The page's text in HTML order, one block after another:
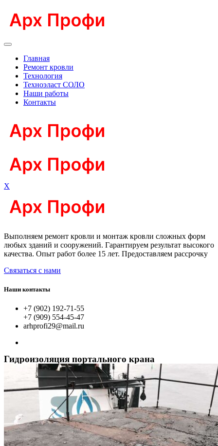
Главная
Ремонт кровли
Технология
Техноэласт СОЛО
Наши работы
Контакты
X
Выполняем ремонт кровли и монтаж кровли сложных форм
любых зданий и сооружений. Гарантируем результат высокого
качества. Опыт работ более 15 лет. Предоставляем рассрочку
Связаться с нами
Наши контакты
+7 (902) 192-71-55
+7 (909) 554-45-47
arhprofi29@mail.ru
Гидроизоляция портального крана